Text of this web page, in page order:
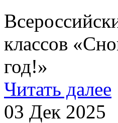
классов
год!»
Читать далее
03 Дек 2025